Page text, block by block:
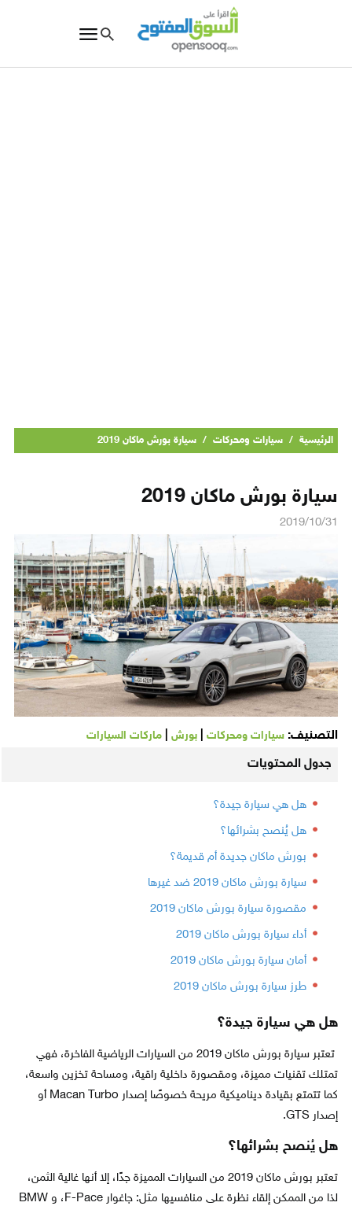
الرئيسية / سيارات ومحركات / سيارة بورش ماكان 2019
سيارة بورش ماكان 2019
2019/10/31
التصنيف: سيارات ومحركات| بورش| ماركات السيارات
جدول المحتويات
هل هي سيارة جيدة؟
هل يُنصح بشرائها؟
بورش ماكان جديدة أم قديمة؟
سيارة بورش ماكان 2019 ضد غيرها
مقصورة سيارة بورش ماكان 2019
أداء سيارة بورش ماكان 2019
أمان سيارة بورش ماكان 2019
طرز سيارة بورش ماكان 2019
هل هي سيارة جيدة؟
تعتبر سيارة بورش ماكان 2019 من السيارات الرياضية الفاخرة، فهي
تمتلك تقنيات مميزة، ومقصورة داخلية راقية، ومساحة تخزين واسعة،
كما تتمتع بقيادة ديناميكية مريحة خصوصًا إصدار Macan Turbo أو
إصدار GTS.
هل يُنصح بشرائها؟
تعتبر بورش ماكان 2019 من السيارات المميزة جدًا، إلا أنها غالية الثمن،
لذا من الممكن إلقاء نظرة على منافسيها مثل: جاغوار F-Pace، و BMW